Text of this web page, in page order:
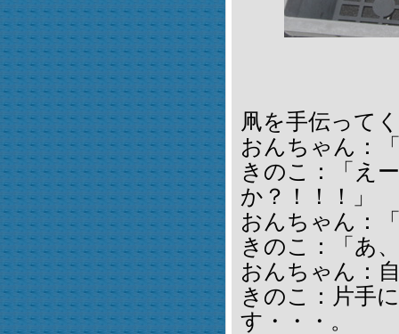
凧を手伝って
おんちゃん：
きのこ：「え
か？！！！」
おんちゃん：
きのこ：「あ
おんちゃん：
きのこ：片手
す・・・。